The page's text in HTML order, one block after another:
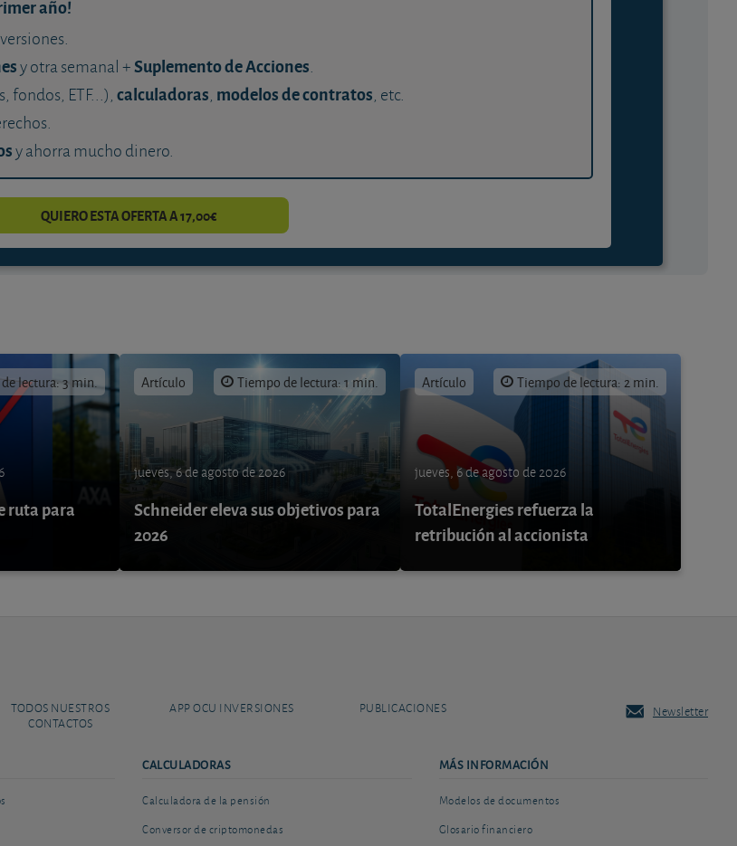
año!
y otra semanal +Suplemento de Acciones.
fondos, ETF...),calculadoras, modelos de contratos, etc.
y ahorra mucho dinero.
QUIERO ESTA OFERTA A 17,00€
lectura: 3 min.
ruta para
Artículo Tiempo de lectura: 1 min.
jueves, 6 de agosto de 2026
Schneider eleva sus objetivos para
2026
Artículo Tiempo de lectura: 2 min.
jueves, 6 de agosto de 2026
TotalEnergies refuerza la
retribución al accionista
TODOS NUESTROS
CONTACTOS
APP OCU INVERSIONES PUBLICACIONES Newsletter
CALCULADORAS
Calculadora de la pensión
Conversor de criptomonedas
MÁS INFORMACIÓN
Modelos de documentos
Glosario financiero